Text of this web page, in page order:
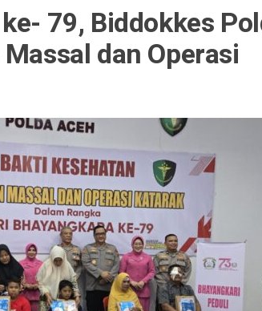
79, Biddokkes
dan Operasi